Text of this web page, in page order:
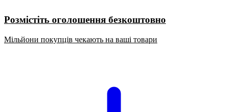
Розмістіть оголошення безкоштовно
Мільйони покупців чекають на ваші товари